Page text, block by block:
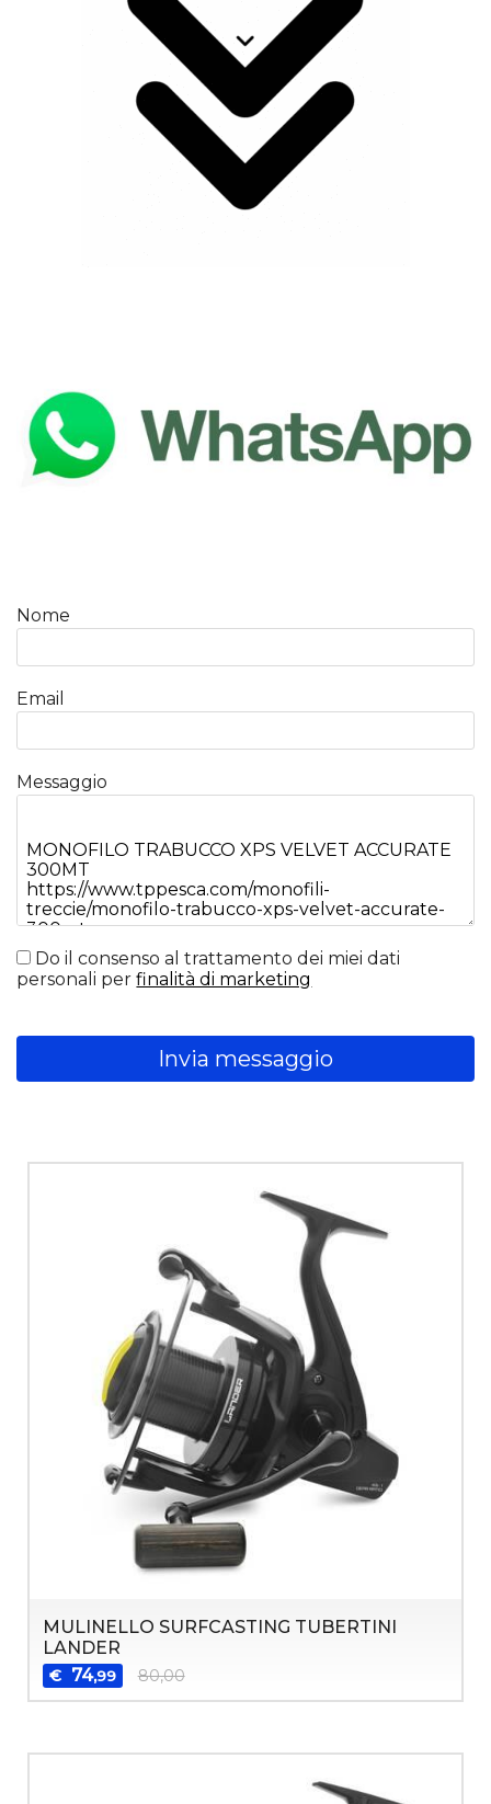
Nome
Email
Messaggio
Do il consenso al trattamento dei miei dati
personali perfinalità di marketing
Invia messaggio
MULINELLO SURFCASTING TUBERTINI
LANDER
€ 74,99 80,00